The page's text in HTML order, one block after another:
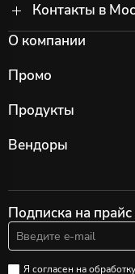
Контакты в
О компании
Промо
Продукты
Вендоры
Подписка на прайс
Я согласен на